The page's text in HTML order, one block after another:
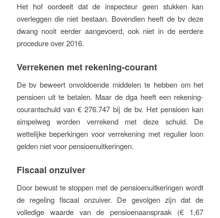
Het hof oordeelt dat de inspecteur geen stukken kan
overleggen die niet bestaan. Bovendien heeft de bv deze
dwang nooit eerder aangevoerd, ook niet in de eerdere
procedure over 2016.
Verrekenen met rekening-courant
De bv beweert onvoldoende middelen te hebben om het
pensioen uit te betalen. Maar de dga heeft een rekening-
courantschuld van € 276.747 bij de bv. Het pensioen kan
simpelweg worden verrekend met deze schuld. De
wettelijke beperkingen voor verrekening met regulier loon
gelden niet voor pensioenuitkeringen.
Fiscaal onzuiver
Door bewust te stoppen met de pensioenuitkeringen wordt
de regeling fiscaal onzuiver. De gevolgen zijn dat de
volledige waarde van de pensioenaanspraak (€ 1,67